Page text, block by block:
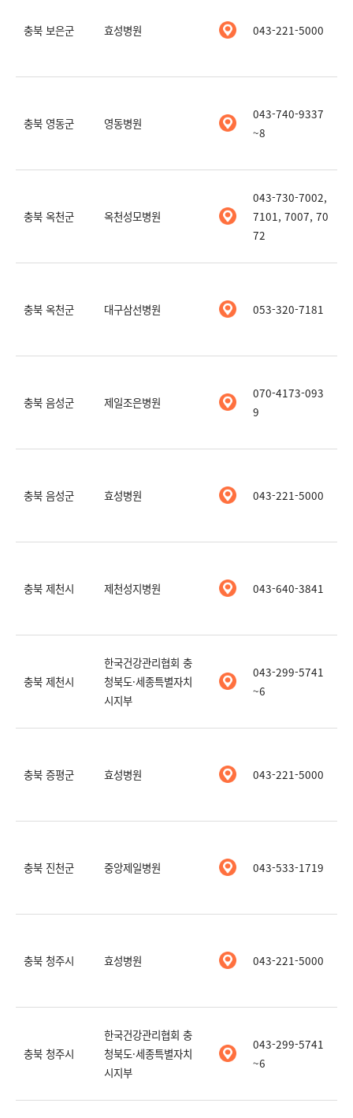
충북 보은군 효성병원 043-221-5000
충북 영동군 영동병원
043-740-9337
~8
충북 옥천군 옥천성모병원
043-730-7002,
7101, 7007, 70
72
충북 옥천군 대구삼선병원 053-320-7181
충북 음성군 제일조은병원
070-4173-093
9
충북 음성군 효성병원 043-221-5000
충북 제천시 제천성지병원 043-640-3841
충북 제천시
한국건강관리협회 충
청북도·세종특별자치
시지부
043-299-5741
~6
충북 증평군 효성병원 043-221-5000
충북 진천군 중앙제일병원 043-533-1719
충북 청주시 효성병원 043-221-5000
충북 청주시
한국건강관리협회 충
청북도·세종특별자치
시지부
043-299-5741
~6